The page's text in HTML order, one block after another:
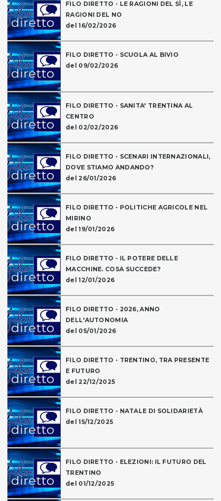
FILO DIRETTO - LE RAGIONI DEL SÌ, LE
RAGIONI DEL NO
del 16/02/2026
FILO DIRETTO - SCUOLA AL BIVIO
del 09/02/2026
FILO DIRETTO - SANITA' TRENTINA AL
CENTRO
del 02/02/2026
FILO DIRETTO - SCENARI INTERNAZIONALI,
DOVE STIAMO ANDANDO?
del 26/01/2026
FILO DIRETTO - POLITICHE AGRICOLE NEL
MIRINO
del 19/01/2026
FILO DIRETTO - IL POTERE DELLE
MACCHINE. COSA SUCCEDE?
del 12/01/2026
FILO DIRETTO - 2026, ANNO
DELL'AUTONOMIA
del 05/01/2026
FILO DIRETTO - TRENTINO, TRA PRESENTE
E FUTURO
del 22/12/2025
FILO DIRETTO - NATALE DI SOLIDARIETÀ
del 15/12/2025
FILO DIRETTO - ELEZIONI: IL FUTURO DEL
TRENTINO
del 01/12/2025